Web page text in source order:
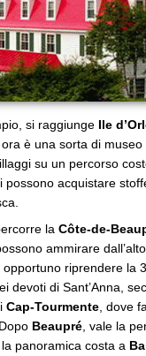
si raggiunge Ile
è una sorta di
su un percorso
acquistare
la Côte-de-
ammirare
opportuno riprendere la
devoti di Sant’Anna,
Cap-Tourmente , dove
Beaupré , vale la
panoramica costa a